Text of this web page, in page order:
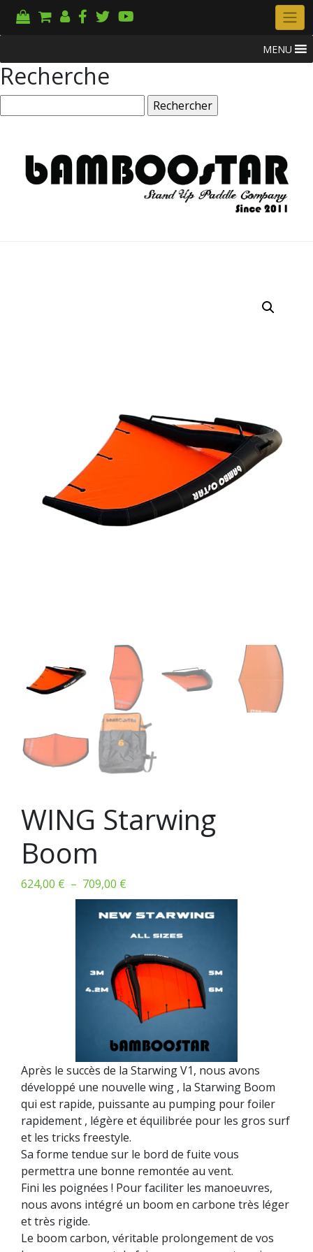
MENU
Recherche
WING Starwing
Boom
624,00 € – 709,00 €
de
prix :
624,00 €
709,00 €
Après le succès de la Starwing V1, nous avons
développé une nouvelle wing , la Starwing Boom
qui est rapide, puissante au pumping pour foiler
rapidement , légère et équilibrée pour les gros surf
et les tricks freestyle.
Sa forme tendue sur le bord de fuite vous
permettra une bonne remontée au vent.
Fini les poignées ! Pour faciliter les manoeuvres,
nous avons intégré un boom en carbone très léger
et très rigide.
Le boom carbon, véritable prolongement de vos